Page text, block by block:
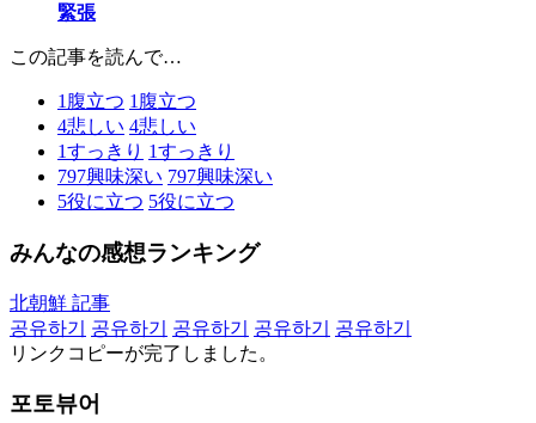
緊張
この記事を読んで…
1 腹立つ 1 腹立つ
4悲しい 4悲しい
1すっきり 1すっきり
797興味深い 797興味深い
5役に立つ 5役に立つ
みんなの感想ランキング
北朝鮮 記事
공유하기
공유하기 공유하기 공유하기
공유하기
リンクコピーが完了しました。
포토뷰어